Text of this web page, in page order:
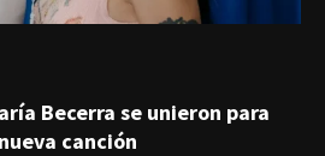
Becerra se unieron para
canción